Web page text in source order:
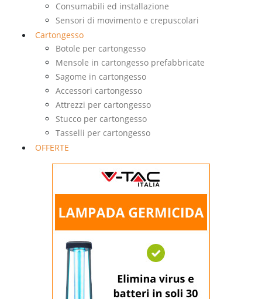
Consumabili ed installazione
Sensori di movimento e crepuscolari
Cartongesso
Botole per cartongesso
Mensole in cartongesso prefabbricate
Sagome in cartongesso
Accessori cartongesso
Attrezzi per cartongesso
Stucco per cartongesso
Tasselli per cartongesso
OFFERTE